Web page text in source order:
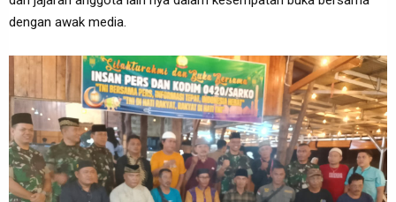
dengan awak media.